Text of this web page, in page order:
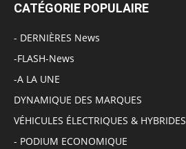
CATÉGORIE POPULAIRE
- DERNIÈRES News
-FLASH-News
-A LA UNE
DYNAMIQUE DES MARQUES
VÉHICULES ÉLECTRIQUES & HYBRIDES
- PODIUM ECONOMIQUE